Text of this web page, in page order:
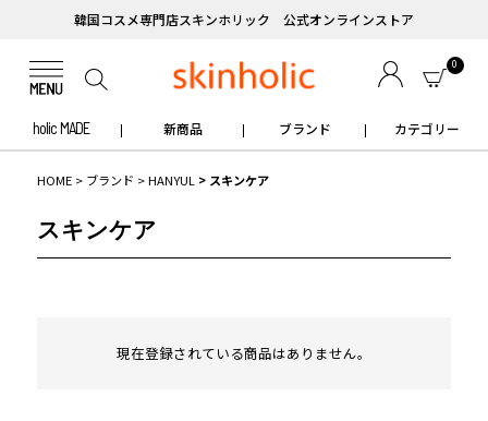
韓国コスメ専門店スキンホリック 公式オンラインストア
0
holic MADE 新商品 ブランド カテゴリー
HOME ブランド HANYUL スキンケア
スキンケア
現在登録されている商品はありません。